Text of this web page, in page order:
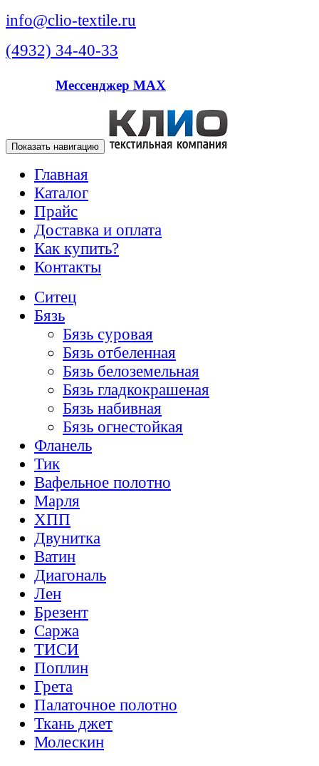
info@clio-textile.ru
(4932) 34-40-33
Мессенджер MAX
Показать навигацию
Главная
Каталог
Прайс
Доставка и оплата
Как купить?
Контакты
Ситец
Бязь
Бязь суровая
Бязь отбеленная
Бязь белоземельная
Бязь гладкокрашеная
Бязь набивная
Бязь огнестойкая
Фланель
Тик
Вафельное полотно
Марля
ХПП
Двунитка
Ватин
Диагональ
Лен
Брезент
Саржа
ТИСИ
Поплин
Грета
Палаточное полотно
Ткань джет
Молескин